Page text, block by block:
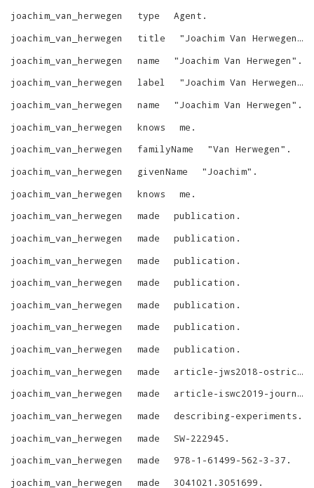
joachim_van_herwegen
type Agent .
joachim_van_herwegen
title "Joachim Van Herwegen"
joachim_van_herwegen
name "Joachim Van Herwegen" .
joachim_van_herwegen
label "Joachim Van Herwegen"
joachim_van_herwegen
name "Joachim Van Herwegen" .
joachim_van_herwegen
knows me .
joachim_van_herwegen
familyName "Van Herwegen" .
joachim_van_herwegen
givenName "Joachim" .
joachim_van_herwegen
knows me .
joachim_van_herwegen
made publication .
joachim_van_herwegen
made publication .
joachim_van_herwegen
made publication .
joachim_van_herwegen
made publication .
joachim_van_herwegen
made publication .
joachim_van_herwegen
made publication .
joachim_van_herwegen
made publication .
joachim_van_herwegen
made article-jws2018-ostrich
joachim_van_herwegen
made
article-iswc2019-journal-ostrich
joachim_van_herwegen
made describing-experiments .
joachim_van_herwegen
made SW-222945 .
joachim_van_herwegen
made 978-1-61499-562-3-37 .
joachim_van_herwegen
made 3041021.3051699 .